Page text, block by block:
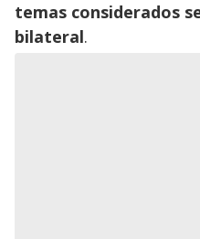
temas considerados
bilateral.